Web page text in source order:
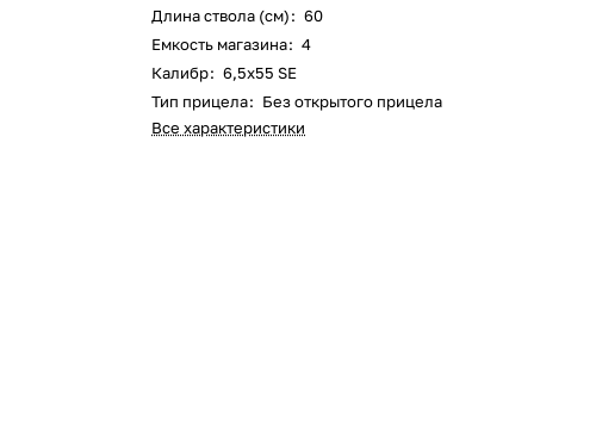
Длина ствола (см): 60
Емкость магазина: 4
Калибр: 6,5x55 SE
Тип прицела: Без открытого прицела
Все характеристики